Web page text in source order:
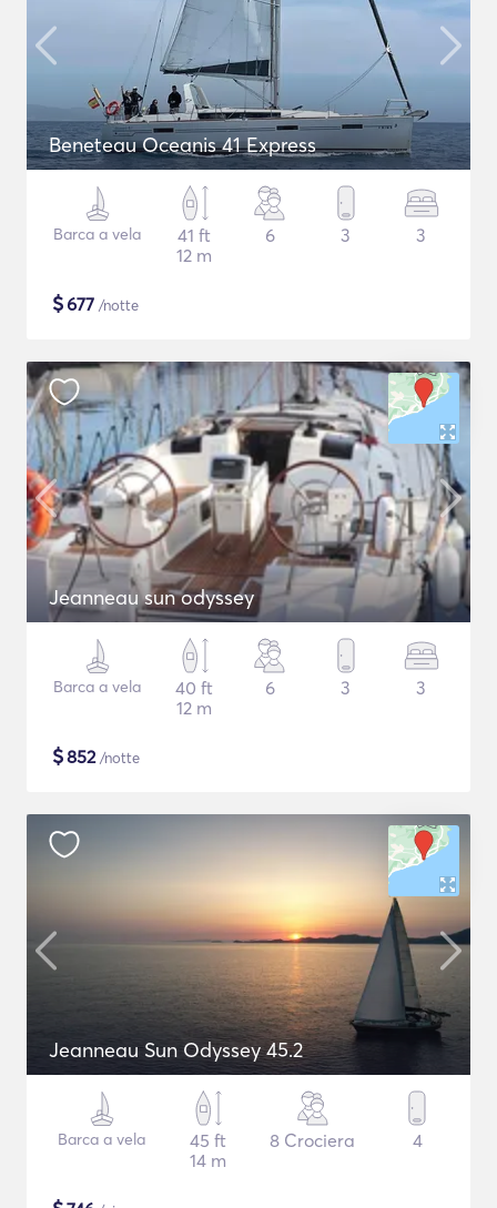
Beneteau Oceanis 41 Express
Barca a vela
41 ft
12 m
6 3 3
$677 /notte
Jeanneau sun odyssey
Barca a vela
40 ft
12 m
6 3 3
$852/notte
Jeanneau Sun Odyssey 45.2
Barca a vela
45 ft
14 m
8 Crociera 4